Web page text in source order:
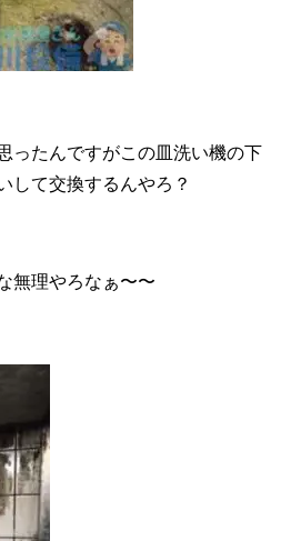
ったんですがこの皿洗い機の下
して交換するんやろ？
無理やろなぁ〜〜